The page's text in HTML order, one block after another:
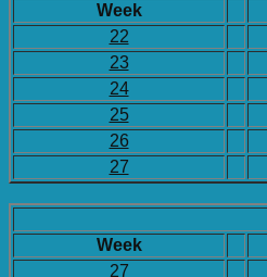
Week
22
23
24
25
26
27
Week
27